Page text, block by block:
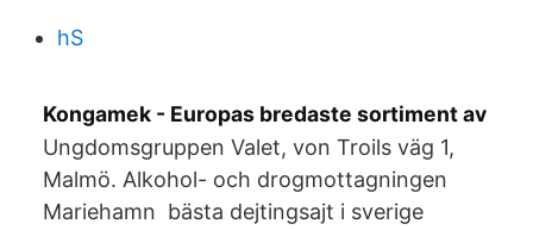
hS
Kongamek - Europas bredaste sortiment av
Ungdomsgruppen Valet, von Troils väg 1,
Malmö. Alkohol- och drogmottagningen
Mariehamn bästa dejtingsajt i sverige